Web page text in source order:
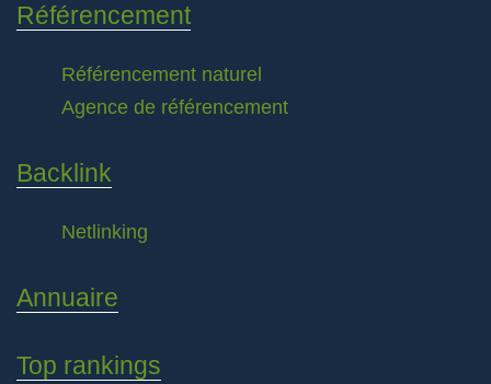
Référencement
Référencement naturel
Agence de référencement
Backlink
Netlinking
Annuaire
Top rankings